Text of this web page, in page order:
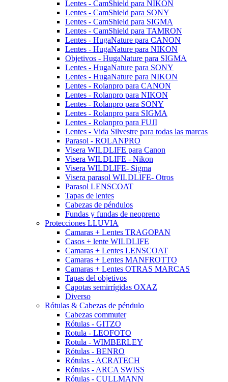
Lentes - CamShield para NIKON
Lentes - CamShield para SONY
Lentes - CamShield para SIGMA
Lentes - CamShield para TAMRON
Lentes - HugaNature para CANON
Lentes - HugaNature para NIKON
Objetivos - HugaNature para SIGMA
Lentes - HugaNature para SONY
Lentes - HugaNature para NIKON
Lentes - Rolanpro para CANON
Lentes - Rolanpro para NIKON
Lentes - Rolanpro para SONY
Lentes - Rolanpro para SIGMA
Lentes - Rolanpro para FUJI
Lentes - Vida Silvestre para todas las marcas
Parasol - ROLANPRO
Visera WILDLIFE para Canon
Visera WILDLIFE - Nikon
Visera WILDLIFE- Sigma
Visera parasol WILDLIFE- Otros
Parasol LENSCOAT
Tapas de lentes
Cabezas de péndulos
Fundas y fundas de neopreno
Protecciones LLUVIA
Camaras + Lentes TRAGOPAN
Casos + lente WILDLIFE
Camaras + Lentes LENSCOAT
Camaras + Lentes MANFROTTO
Camaras + Lentes OTRAS MARCAS
Tapas del objetivos
Capotas semirrígidas OXAZ
Diverso
Rótulas & Cabezas de péndulo
Cabezas commuter
Rótulas - GITZO
Rotula - LEOFOTO
Rotula - WIMBERLEY
Rótulas - BENRO
Rótulas - ACRATECH
Rótulas - ARCA SWISS
Rótulas - CULLMANN